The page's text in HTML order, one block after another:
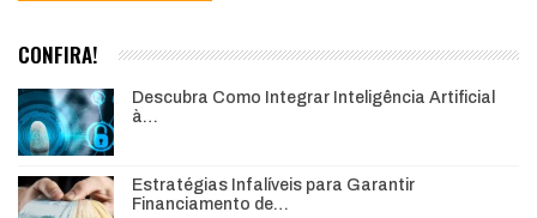
CONFIRA!
Descubra Como Integrar Inteligência Artificial
à…
Estratégias Infalíveis para Garantir
Financiamento de…